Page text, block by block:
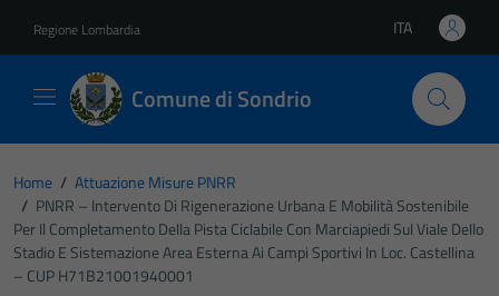
Regione Lombardia Lingua attiva:
ITA
Comune di Sondrio
Home / Attuazione Misure PNRR
/ PNRR – Intervento Di Rigenerazione Urbana E Mobilità Sostenibile
Per Il Completamento Della Pista Ciclabile Con Marciapiedi Sul Viale Dello
Stadio E Sistemazione Area Esterna Ai Campi Sportivi In Loc. Castellina
– CUP H71B21001940001